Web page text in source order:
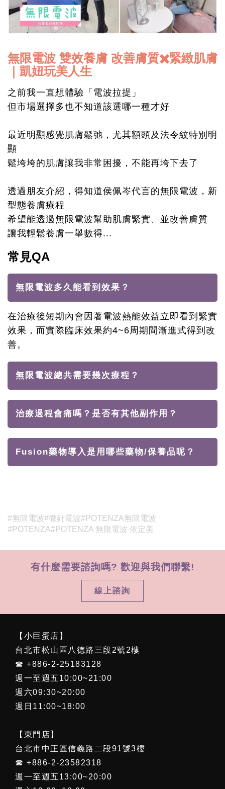
無限電波 雙效養膚 改善膚質✖️緊緻肌膚
｜凱妞玩美人生
之前我一直想體驗「電波拉提」
但市場選擇多也不知道該選哪一種才好
最近明顯感覺肌膚鬆弛，尤其額頭及法令紋特別明
顯
鬆垮垮的肌膚讓我非常困擾，不能再垮下去了
透過朋友介紹，得知道侯佩岑代言的無限電波，新
型態養膚療程
希望能透過無限電波幫助肌膚緊實、並改善膚質
讓我輕鬆養膚一舉數得...
常見QA
無限電波多久能看到效果？
在治療後短期內會因著電波熱能效益立即看到緊實
效果，而實際臨床效果約4~6周期間漸進式得到改
善。
無限電波總共需要幾次療程？
治療過程會痛嗎？是否有其他副作用？
Fusion藥物導入是用哪些藥物/保養品呢？
#無限電波#微針電波#POTENZA無限電波
#POTENZA#POTENZA 無限電波 依定美
有什麼需要諮詢嗎? 歡迎與我們聯繫!
線上諮詢
【小巨蛋店】
台北市松山區八德路三段2號2樓
☎ +886-2-25183128
週一至週五10:00~21:00
週六09:30~20:00
週日11:00~18:00
【東門店】
台北市中正區信義路二段91號3樓
☎ +886-2-23582318
週一至週五13:00~20:00